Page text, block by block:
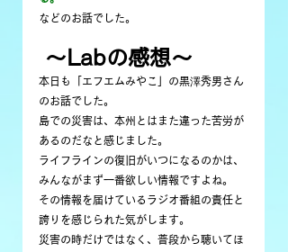
などのお話でした。
〜Labの感想〜
本日も「エフエムみやこ」の黒澤秀男さん
のお話でした。
島での災害は、本州とはまた違った苦労が
あるのだなと感じました。
ライフラインの復旧がいつになるのかは、
みんながまず一番欲しい情報ですよね。
その情報を届けているラジオ番組の責任と
誇りを感じられた気がします。
災害の時だけではなく、普段から聴いてほ